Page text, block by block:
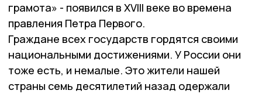
грамота» - появился в XVIII веке во времена
правления Петра Первого.
Граждане всех государств гордятся своими
национальными достижениями. У России они
тоже есть, и немалые. Это жители нашей
страны семь десятилетий назад одержали